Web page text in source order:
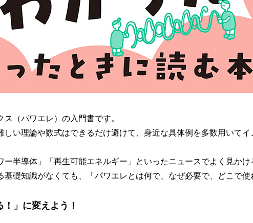
（パワエレ）の入門書です。
い理論や数式はできるだけ避けて、身近な具体例を多数用いてイ
ー半導体」「再生可能エネルギー」といったニュースでよく見か
礎知識がなくても、「パワエレとは何で、なぜ必要で、どこで使
！」に変えよう！